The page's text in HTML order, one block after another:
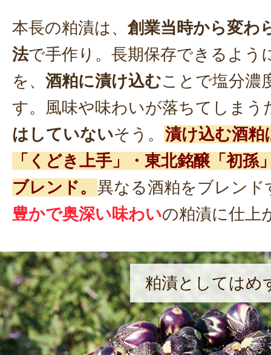
本長の粕漬は、 創業当時から変わ
法で手作り。長期保存できるよう
を、 酒粕に漬け込むことで塩分濃
す。風味や味わいが落ちてしまう
はしていないそう。 漬け込む酒粕
「くどき上手」・東北銘醸「初孫
ブレンド。 異なる酒粕をブレンド
豊かで奥深い味わいの粕漬に仕上
粕漬としてはめ